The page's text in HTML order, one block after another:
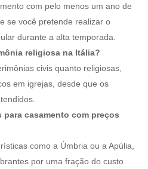
com pelo menos um ano de
se você pretende realizar o
durante a alta temporada.
religiosa na Itália?
civis quanto religiosas,
em igrejas, desde que os
casamento com preços
como a Úmbria ou a Apúlia,
por uma fração do custo